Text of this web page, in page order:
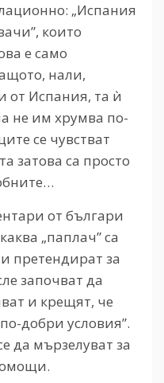
„Испания
които
е само
нали,
от Испания, та ѝ
не им хрумва по-
се чувстват
затова са просто
от българи
„паплач” са
претендират за
започват да
и крещят, че
добри условия”.
да мързелуват за